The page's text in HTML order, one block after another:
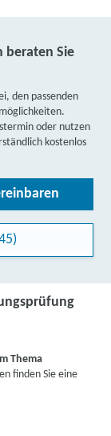
beraten Sie
den passenden
oder nutzen
kostenlos
Thema
finden Sie eine